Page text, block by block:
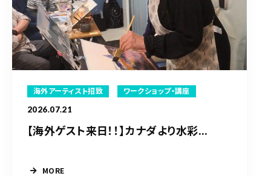
海外アーティスト招致 ワークショップ・講座
2026.07.21
【海外ゲスト来日！！】カナダより水彩...
MORE